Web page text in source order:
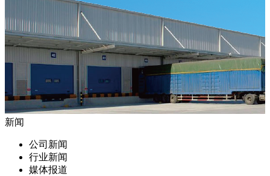
新闻
公司新闻
行业新闻
媒体报道